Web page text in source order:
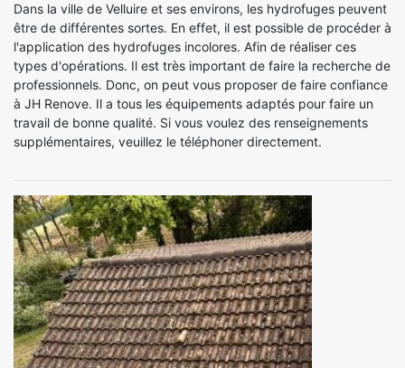
Dans la ville de Velluire et ses environs, les hydrofuges peuvent
être de différentes sortes. En effet, il est possible de procéder à
l'application des hydrofuges incolores. Afin de réaliser ces
types d'opérations. Il est très important de faire la recherche de
professionnels. Donc, on peut vous proposer de faire confiance
à JH Renove. Il a tous les équipements adaptés pour faire un
travail de bonne qualité. Si vous voulez des renseignements
supplémentaires, veuillez le téléphoner directement.